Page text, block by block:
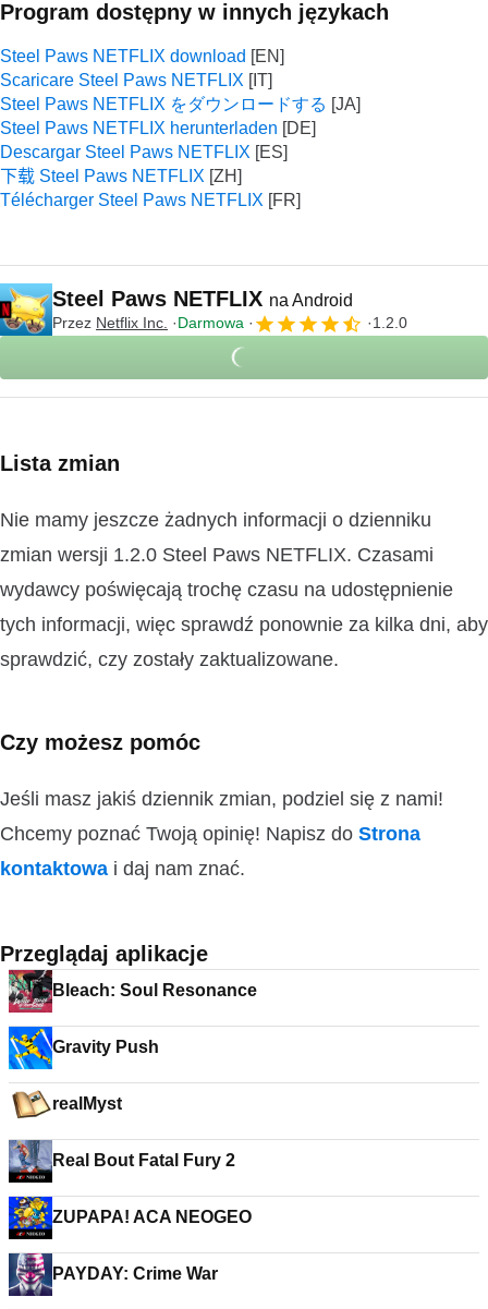
Program dostępny w innych językach
Steel Paws NETFLIX download
Scaricare Steel Paws NETFLIX
Steel Paws NETFLIX をダウンロードする
Steel Paws NETFLIX herunterladen
Descargar Steel Paws NETFLIX
下载 Steel Paws NETFLIX
Télécharger Steel Paws NETFLIX
Steel Paws NETFLIX na Android
Przez Netflix Inc. Darmowa 1.2.0
Lista zmian
Nie mamy jeszcze żadnych informacji o dzienniku
zmian wersji 1.2.0 Steel Paws NETFLIX. Czasami
wydawcy poświęcają trochę czasu na udostępnienie
tych informacji, więc sprawdź ponownie za kilka dni, aby
sprawdzić, czy zostały zaktualizowane.
Czy możesz pomóc
Jeśli masz jakiś dziennik zmian, podziel się z nami!
Chcemy poznać Twoją opinię! Napisz do Strona
kontaktowa i daj nam znać.
Przeglądaj aplikacje
Bleach: Soul Resonance
Gravity Push
realMyst
Real Bout Fatal Fury 2
ZUPAPA! ACA NEOGEO
PAYDAY: Crime War